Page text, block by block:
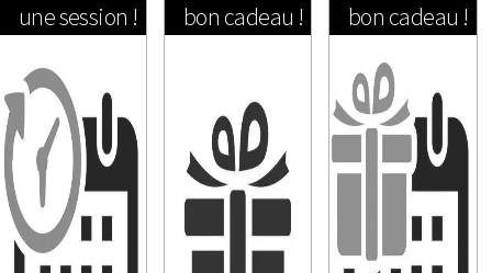
une session !
bon cadeau !
bon cadeau !